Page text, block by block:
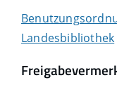
Landesbibliothek